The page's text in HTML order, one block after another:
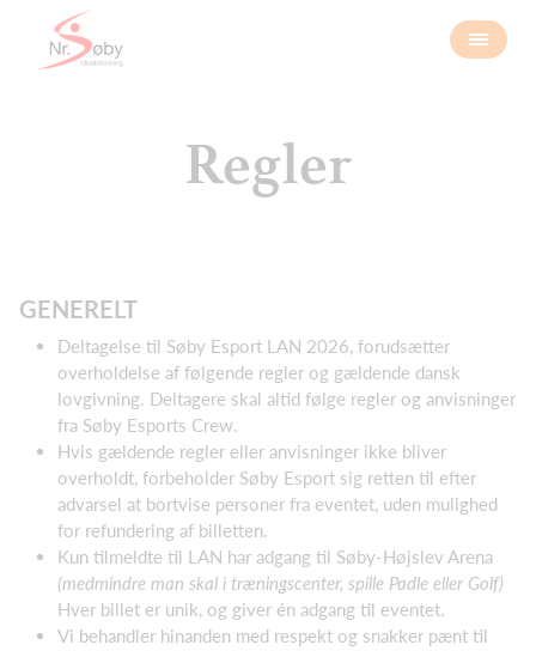
Regler
GENERELT
Deltagelse til Søby Esport LAN 2026, forudsætter
overholdelse af følgende regler og gældende dansk
lovgivning. Deltagere skal altid følge regler og anvisninger
fra Søby Esports Crew.
Hvis gældende regler eller anvisninger ikke bliver
overholdt, forbeholder Søby Esport sig retten til efter
advarsel at bortvise personer fra eventet, uden mulighed
for refundering af billetten.
Kun tilmeldte til LAN har adgang til Søby-Højslev Arena
(medmindre man skal i træningscenter, spille Padle eller Golf)
Hver billet er unik, og giver én adgang til eventet.
Vi behandler hinanden med respekt og snakker pænt til